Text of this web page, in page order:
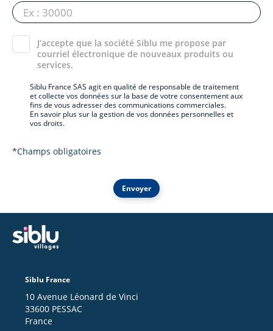
J’accepte que la société Siblu me propose par
courriel électronique de nouveaux produits ou
services.
Siblu France SAS agit en qualité de responsable de traitement
et collecte vos données sur la base de votre consentement aux
fins de vous adresser des communications commerciales.
En savoir plus sur la gestion de vos données personnelles et
vos droits.
*Champs obligatoires
Envoyer
Siblu France
10 Avenue Léonard de Vinci
33600 PESSAC
France